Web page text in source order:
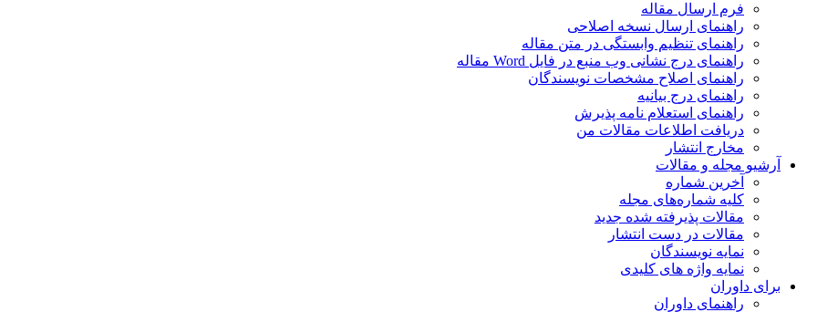
فرم ارسال مقاله
راهنمای ارسال نسخه اصلاحی
راهنمای تنظیم وابستگی در متن مقاله
راهنمای درج نشانی وب منبع در فایل Word مقاله
راهنمای اصلاح مشخصات نویسندگان
راهنمای درج بیانیه
راهنمای استعلام نامه پذیرش
دریافت اطلاعات مقالات من
مخارج انتشار
آرشیو مجله و مقالات
آخرین شماره
کلیه شماره‌های مجله
مقالات پذیرفته شده جدید
مقالات در دست انتشار
نمایه نویسندگان
نمایه واژه های کلیدی
برای داوران
راهنمای داوران